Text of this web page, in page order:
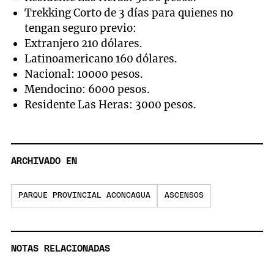
Trekking Corto de 3 días para quienes no
tengan seguro previo:
Extranjero 210 dólares.
Latinoamericano 160 dólares.
Nacional: 10000 pesos.
Mendocino: 6000 pesos.
Residente Las Heras: 3000 pesos.
ARCHIVADO EN
PARQUE PROVINCIAL ACONCAGUA ASCENSOS
NOTAS RELACIONADAS